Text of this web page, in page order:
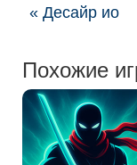
« Десайр ио
Похожие